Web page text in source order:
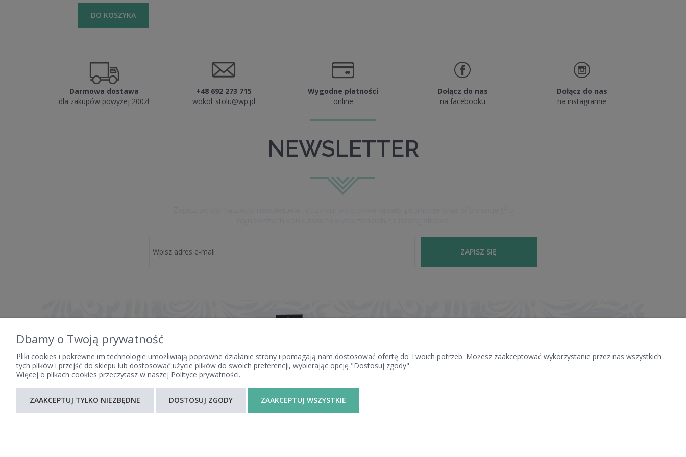
DO KOSZYKA
Darmowa dostawa
dla zakupów powyżej 200zł
+48 692 273 715
wokol_stolu@wp.pl
Wygodne płatności
online
Dołącz do nas
na facebooku
Dołącz do nas
na instagramie
NEWSLETTER
ZAPISZ SIĘ
POMOC
ZWROTY I REKLAMACJE
MOJE KONTO
TWOJE ZAMÓWIENIA
FORMY PŁATNOŚCI
Dbamy o Twoją prywatność
Pliki cookies i pokrewne im technologie umożliwiają poprawne działanie strony i pomagają nam dostosować ofertę do Twoich potrzeb. Możesz zaakceptować wykorzystanie przez nas wszystkich
tych plików i przejść do sklepu lub dostosować użycie plików do swoich preferencji, wybierając opcję "Dostosuj zgody".
Więcej o plikach cookies przeczytasz w naszej Polityce prywatności.
ZAAKCEPTUJ TYLKO NIEZBĘDNE DOSTOSUJ ZGODY ZAAKCEPTUJ WSZYSTKIE